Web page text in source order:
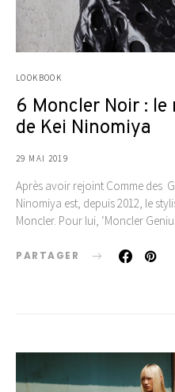
LOOKBOOK
6 Moncler Noir :
de Kei Ninomiya
29 MAI 2019
Après avoir rejoint Comme des
Ninomiya est, depuis 2012, le
Moncler. Pour lui, ‘Moncler
PARTAGER